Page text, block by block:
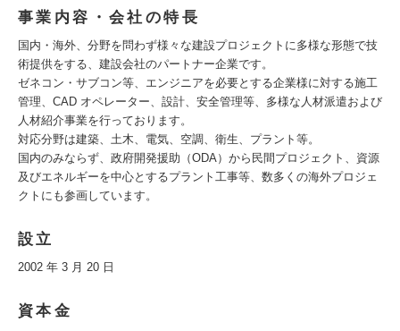
事業内容・会社の特長
国内・海外、分野を問わず様々な建設プロジェクトに多様な形態で技
術提供をする、建設会社のパートナー企業です。
ゼネコン・サブコン等、エンジニアを必要とする企業様に対する施工
管理、CAD オペレーター、設計、安全管理等、多様な人材派遣および
人材紹介事業を行っております。
対応分野は建築、土木、電気、空調、衛生、プラント等。
国内のみならず、政府開発援助（ODA）から民間プロジェクト、資源
及びエネルギーを中心とするプラント工事等、数多くの海外プロジェ
クトにも参画しています。
設立
2002 年 3 月 20 日
資本金